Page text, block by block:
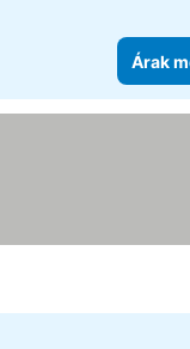
Árak